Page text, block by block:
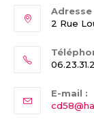
Adresse
2 Rue
E-mail :